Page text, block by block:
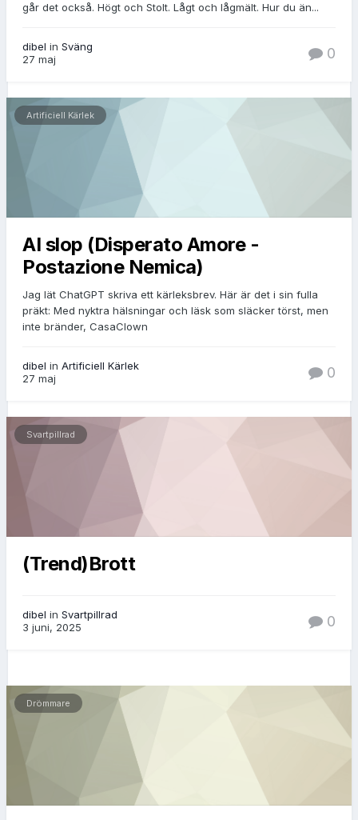
går det också. Högt och Stolt. Lågt och lågmält. Hur du än...
dibel in Sväng
27 maj
0
Artificiell Kärlek
AI slop (Disperato Amore -
Postazione Nemica)
Jag lät ChatGPT skriva ett kärleksbrev. Här är det i sin fulla
präkt: Med nyktra hälsningar och läsk som släcker törst, men
inte bränder, CasaClown
dibel in Artificiell Kärlek
27 maj
0
Svartpillrad
(Trend)Brott
dibel in Svartpillrad
3 juni, 2025
0
Drömmare